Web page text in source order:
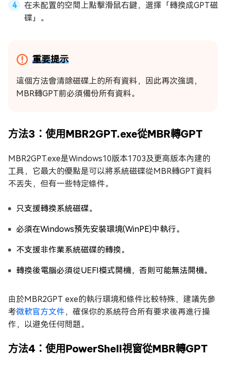
在未配置的空間上點擊滑鼠右鍵，選擇「轉換成GPT磁
碟」。
重要提示
這個方法會清除磁碟上的所有資料，因此再次強調，
MBR轉GPT前必須備份所有資料。
方法3：使用MBR2GPT.exe從MBR轉GPT
MBR2GPT.exe是Windows10版本1703及更高版本內建的
工具，它最大的優點是可以將系統磁碟從MBR轉GPT資料
不丟失，但有一些特定條件。
只支援轉換系統磁碟。
必須在Windows預先安裝環境(WinPE)中執行。
不支援非作業系統磁碟的轉換。
轉換後電腦必須從UEFI模式開機，否則可能無法開機。
由於MBR2GPT exe的執行環境和條件比較特殊，建議先參
考微軟官方文件，確保你的系統符合所有要求後再進行操
作，以避免任何問題。
方法4：使用PowerShell視窗從MBR轉GPT